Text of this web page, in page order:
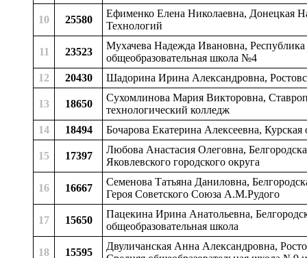
10 25580
Ефименко Елена Николаевна, Донецкая
Технологий
11 23523
Мухачева Надежда Ивановна,
общеобразовательная школа №4
12
20430 Шадорина Ирина Александровна,
13 18650
Сухомлинова Мария Викторовна,
технологический колледж
14
18494 Бочарова Екатерина Алексеевна,
15 17397
Любова Анастасия Олеговна,
Яковлевского городского округа
16 16667
Семенова Татьяна Даниловна,
Героя Советского Союза А.М.Рудого
17 15650
Пацекина Ирина Анатольевна,
общеобразовательная школа
18 15595
Двуличанская Анна Александровна,